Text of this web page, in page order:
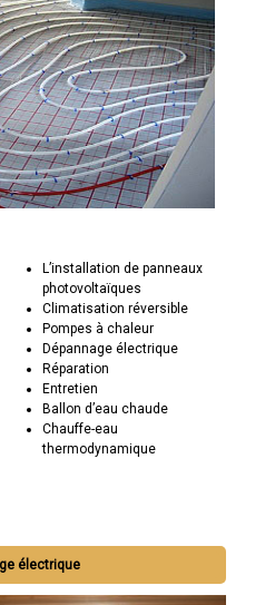
L’installation de panneaux
photovoltaïques
Climatisation réversible
Pompes à chaleur
Dépannage électrique
Réparation
Entretien
Ballon d’eau chaude
Chauffe-eau
thermodynamique
électrique